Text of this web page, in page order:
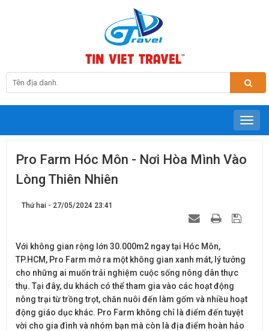
Pro Farm Hóc Môn - Nơi Hòa Mình Vào
Lòng Thiên Nhiên
Thứ hai - 27/05/2024 23:41
Với không gian rộng lớn 30.000m2 ngay tại Hóc Môn,
TP.HCM, Pro Farm mở ra một không gian xanh mát, lý tưởng
cho những ai muốn trải nghiệm cuộc sống nông dân thực
thụ. Tại đây, du khách có thể tham gia vào các hoạt động
nông trại từ trồng trọt, chăn nuôi đến làm gốm và nhiều hoạt
động giáo dục khác. Pro Farm không chỉ là điểm đến tuyệt
vời cho gia đình và nhóm bạn mà còn là địa điểm hoàn hảo